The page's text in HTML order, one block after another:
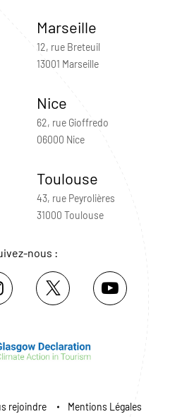
Marseille
12, rue Breteuil
13001 Marseille
Nice
62, rue Gioffredo
06000 Nice
Toulouse
43, rue Peyrolières
31000 Toulouse
nous :
rejoindre
Mentions Légales